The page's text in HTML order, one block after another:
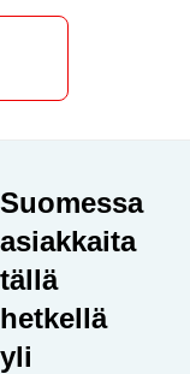
Suomessa
asiakkaita
tällä
hetkellä
yli